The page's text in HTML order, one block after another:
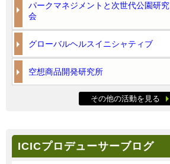
パークマネジメントと次世代公園研究
会
グローバルヘルスイニシャティブ
空想商品開発研究所
その他の活動を見る
ICICプロデューサーブログ